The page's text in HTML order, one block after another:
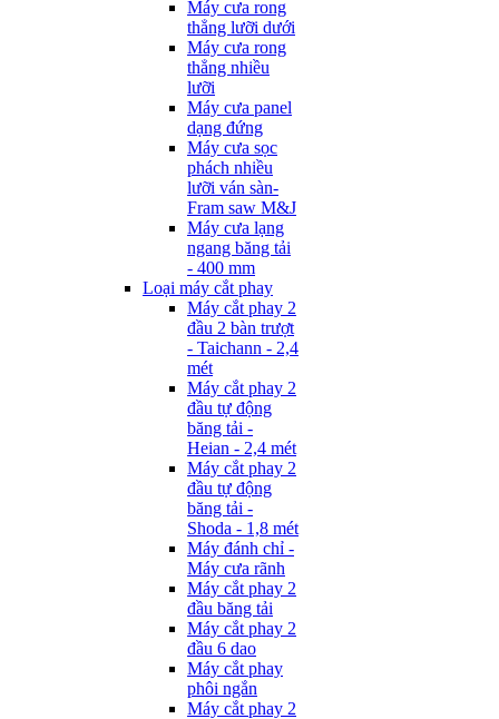
Máy cưa rong
thẳng lưỡi dưới
Máy cưa rong
thẳng nhiều
lưỡi
Máy cưa panel
dạng đứng
Máy cưa sọc
phách nhiều
lưỡi ván sàn-
Fram saw M&J
Máy cưa lạng
ngang băng tải
- 400 mm
Loại máy cắt phay
Máy cắt phay 2
đầu 2 bàn trượt
- Taichann - 2,4
mét
Máy cắt phay 2
đầu tự động
băng tải -
Heian - 2,4 mét
Máy cắt phay 2
đầu tự động
băng tải -
Shoda - 1,8 mét
Máy đánh chỉ -
Máy cưa rãnh
Máy cắt phay 2
đầu băng tải
Máy cắt phay 2
đầu 6 dao
Máy cắt phay
phôi ngắn
Máy cắt phay 2